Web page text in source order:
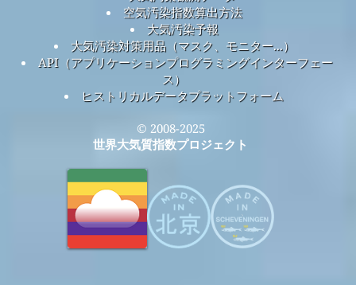
空気汚染指数算出方法
大気汚染予報
大気汚染対策用品（マスク、モニター...）
API（アプリケーションプログラミングインターフェー
ス）
ヒストリカルデータプラットフォーム
© 2008-2025
世界大気質指数プロジェクト